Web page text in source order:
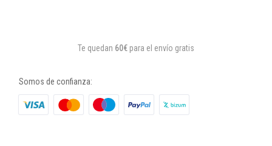
Te quedan 60€ para el envío gratis
Somos de confianza: